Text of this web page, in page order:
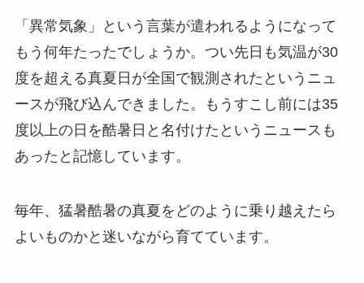
「異常気象」という言葉が遣われるようになって
もう何年たったでしょうか。つい先日も気温が30
度を超える真夏日が全国で観測されたというニュ
ースが飛び込んできました。もうすこし前には35
度以上の日を酷暑日と名付けたというニュースも
あったと記憶しています。
毎年、猛暑酷暑の真夏をどのように乗り越えたら
よいものかと迷いながら育てています。